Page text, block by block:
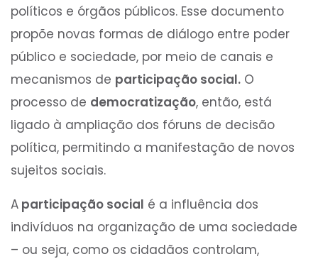
políticos e órgãos públicos. Esse documento
propõe novas formas de diálogo entre poder
público e sociedade, por meio de canais e
mecanismos de participação social. O
processo de democratização, então, está
ligado à ampliação dos fóruns de decisão
política, permitindo a manifestação de novos
sujeitos sociais.
A participação social é a influência dos
indivíduos na organização de uma sociedade
– ou seja, como os cidadãos controlam,